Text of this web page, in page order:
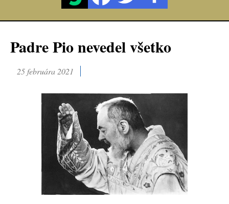
Padre Pio nevedel všetko
25 februára 2021